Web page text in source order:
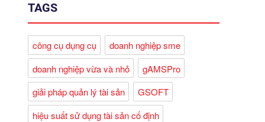
TAGS
công cụ dụng cụ
doanh nghiệp sme
doanh nghiệp vừa và nhỏ
gAMSPro
giải pháp quản lý tài sản
GSOFT
hiệu suất sử dụng tài sản cố định